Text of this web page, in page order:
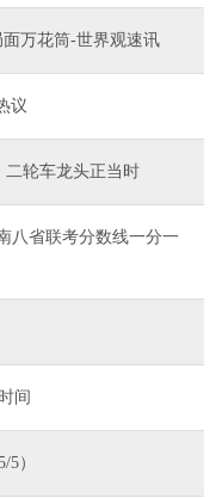
万花筒-世界观速讯
议
二轮车龙头正当时
八省联考分数线一分一
间
）